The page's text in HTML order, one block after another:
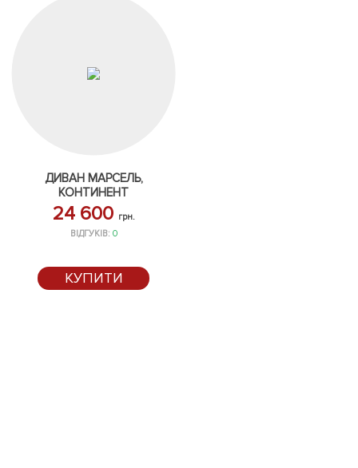
ДИВАН МАРСЕЛЬ,
КОНТИНЕНТ
24 600 грн.
ВІДГУКІВ: 0
КУПИТИ